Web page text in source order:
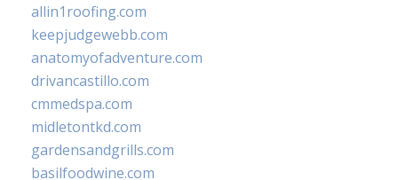
allin1roofing.com
keepjudgewebb.com
anatomyofadventure.com
drivancastillo.com
cmmedspa.com
midletontkd.com
gardensandgrills.com
basilfoodwine.com